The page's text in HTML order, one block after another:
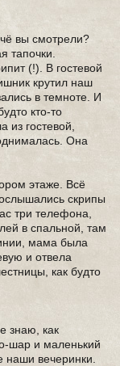
вы смотрели?
тапочки.
(!). В гостевой
крутил наш
в темноте. И
кто-то
гостевой,
Она
этаже. Всё
скрипы
три телефона,
в спальной, там
мама была
и отвела
как будто
знаю, как
шар и маленький
наши вечеринки.